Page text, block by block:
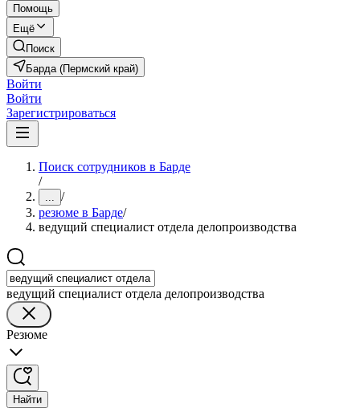
Помощь
Ещё
Поиск
Барда (Пермский край)
Войти
Войти
Зарегистрироваться
Поиск сотрудников в Барде
/
... /
резюме в Барде/
ведущий специалист отдела делопроизводства
ведущий специалист отдела делопроизводства
Резюме
Найти